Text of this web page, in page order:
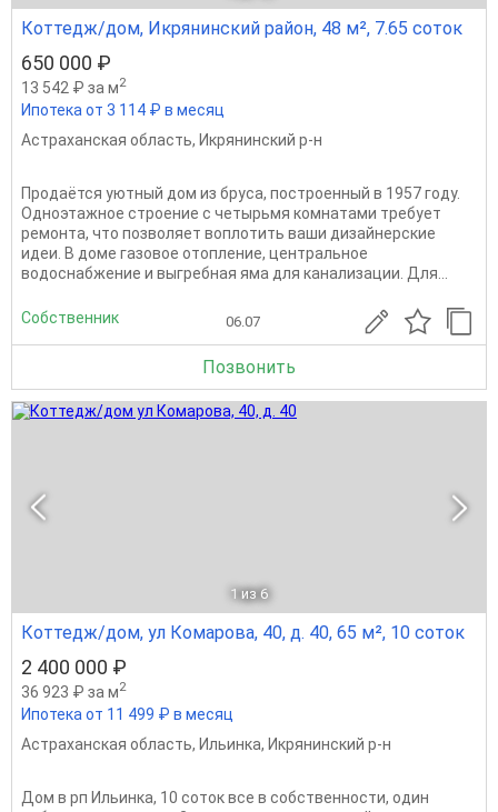
Коттедж/дом, Икрянинский район, 48 м², 7.65 соток
650 000 ₽
13 542 ₽ за м2
Ипотека от 3 114 ₽ в месяц
Астраханская область, Икрянинский р-н
Продаётся уютный дом из бруса, построенный в 1957 году.
Одноэтажное строение с четырьмя комнатами требует
ремонта, что позволяет воплотить ваши дизайнерские
идеи. В доме газовое отопление, центральное
водоснабжение и выгребная яма для канализации. Для...
Собственник 06.07
Позвонить
1 из 6
Коттедж/дом, ул Комарова, 40, д. 40, 65 м², 10 соток
2 400 000 ₽
36 923 ₽ за м2
Ипотека от 11 499 ₽ в месяц
Астраханская область, Ильинка, Икрянинский р-н
Дом в рп Ильинка, 10 соток все в собственности, один